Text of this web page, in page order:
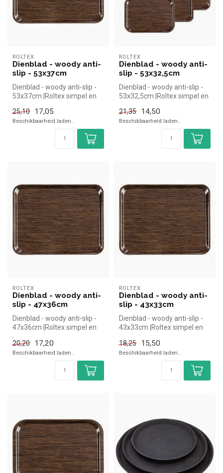
ROLTEX
Dienblad - woody anti-
slip - 53x37cm
Dienblad - woody anti-slip -
53x37cm |Roltex simpel en
25,10
17,05
Beschikbaarheid laden..
ROLTEX
Dienblad - woody anti-
slip - 53x32,5cm
Dienblad - woody anti-slip -
53x32,5cm |Roltex simpel en
21,35
14,50
Beschikbaarheid laden..
ROLTEX
Dienblad - woody anti-
slip - 47x36cm
Dienblad - woody anti-slip -
47x36cm |Roltex simpel en
20,20
17,20
Beschikbaarheid laden..
ROLTEX
Dienblad - woody anti-
slip - 43x33cm
Dienblad - woody anti-slip -
43x33cm |Roltex simpel en
18,25
15,50
Beschikbaarheid laden..